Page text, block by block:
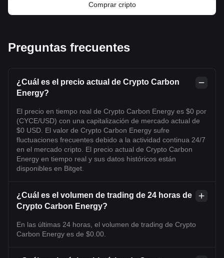
Comprar cripto
Preguntas frecuentes
¿Cuál es el precio actual de Crypto Carbon
Energy?
El precio en tiempo real de Crypto Carbon Energy es $0 por
(CYCE/USD) con una capitalización de mercado actual de
$0 USD. El valor de Crypto Carbon Energy sufre
fluctuaciones frecuentes debido a la actividad continua 24/7
en el mercado cripto. El precio actual de Crypto Carbon
Energy en tiempo real y sus datos históricos están
disponibles en Bitget.
¿Cuál es el volumen de trading de 24 horas de
Crypto Carbon Energy?
En las últimas 24 horas, el volumen de trading de Crypto
Carbon Energy es de $0.00.